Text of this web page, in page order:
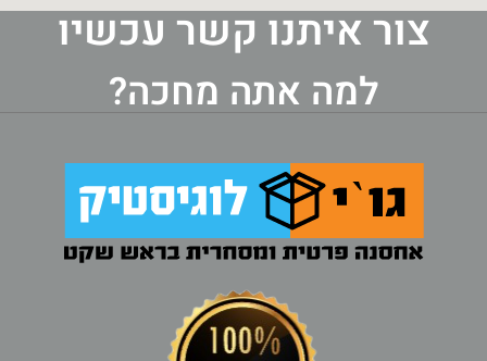
צור איתנו קשר עכשיו
למה אתה מחכה?